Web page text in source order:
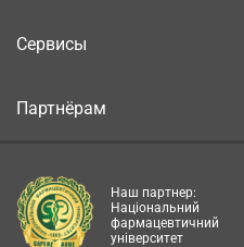
Сервисы
Партнёрам
Наш партнер:
Національний
фармацевтичний
університет